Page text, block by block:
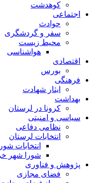
کوهدشت
اجتماعی
حوادث
سفر و گردشگری
محیط زیست
هواشناسی
اقتصادی
بورس
فرهنگی
ایثار شهادت
بهداشت
کرونا در لرستان
سیاسی و امنیتی
نظامی دفاعی
انتخابات لرستان
انتخابات
شورا شهر
پژوهش و فناوری
فضای مجازی